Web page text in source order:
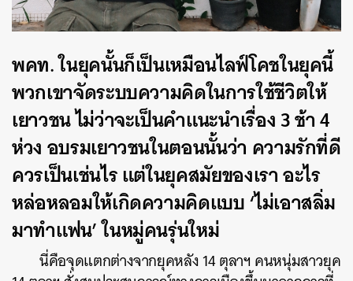
พคท. ในยุคนั้นก็เป็นเหมือนไลฟ์โคชในยุคนี้
พวกเขาจัดระบบความคิดในการใช้ชีวิตให้
เยาวชน ไม่ว่าจะเป็นคำแนะนำเรื่อง 3 ช้า 4
ห่วง อบรมเยาวชนในตอนนั้นว่า ความรักที่ดี
ควรเป็นเช่นไร แต่ในยุคสมัยของเรา อะไร
หล่อหลอมให้เกิดความคิดแบบ ‘ไม่เอาสลิ่ม
มาทำแฟน’ ในหมู่คนรุ่นใหม่
นี่คือจุดแตกต่างจากยุคหลัง 14 ตุลาฯ คนหนุ่มสาวยุค
SHARE TWEET LINE EMAIL